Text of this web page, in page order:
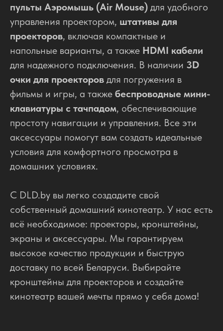
пульты Аэромышь (Air Mouse) для удобного
управления проектором, штативы для
проекторов, включая компактные и
напольные варианты, а также HDMI кабели
для надежного подключения. В наличии 3D
очки для проекторов для погружения в
фильмы и игры, а также беспроводные мини-
клавиатуры с тачпадом, обеспечивающие
простоту навигации и управления. Все эти
аксессуары помогут вам создать идеальные
условия для комфортного просмотра в
домашних условиях.
С DLD.by вы легко создадите свой
собственный домашний кинотеатр. У нас есть
всё необходимое: проекторы, кронштейны,
экраны и аксессуары. Мы гарантируем
высокое качество продукции и быструю
доставку по всей Беларуси. Выбирайте
кронштейны для проекторов и создайте
кинотеатр вашей мечты прямо у себя дома!